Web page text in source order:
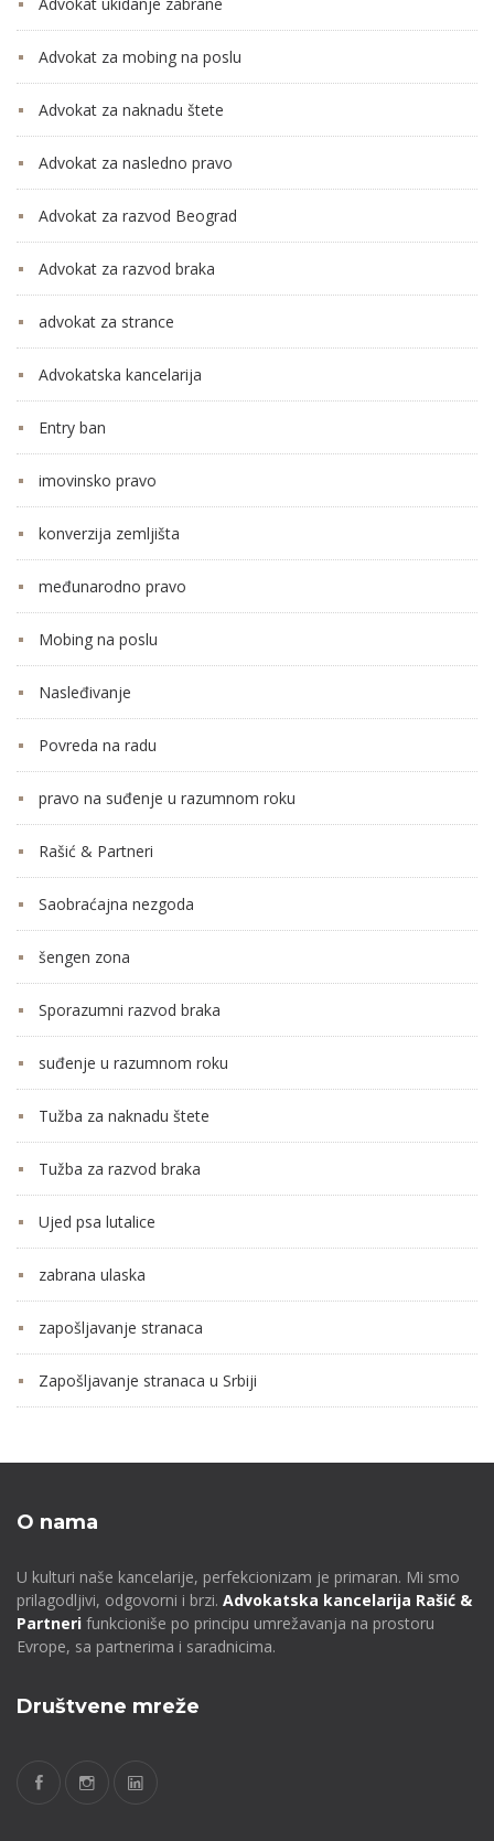
Advokat ukidanje zabrane
Advokat za mobing na poslu
Advokat za naknadu štete
Advokat za nasledno pravo
Advokat za razvod Beograd
Advokat za razvod braka
advokat za strance
Advokatska kancelarija
Entry ban
imovinsko pravo
konverzija zemljišta
međunarodno pravo
Mobing na poslu
Nasleđivanje
Povreda na radu
pravo na suđenje u razumnom roku
Rašić & Partneri
Saobraćajna nezgoda
šengen zona
Sporazumni razvod braka
suđenje u razumnom roku
Tužba za naknadu štete
Tužba za razvod braka
Ujed psa lutalice
zabrana ulaska
zapošljavanje stranaca
Zapošljavanje stranaca u Srbiji
O nama
U kulturi naše kancelarije, perfekcionizam je primaran. Mi smo
prilagodljivi, odgovorni i brzi. Advokatska kancelarija Rašić &
Partneri funkcioniše po principu umrežavanja na prostoru
Evrope, sa partnerima i saradnicima.
Društvene mreže